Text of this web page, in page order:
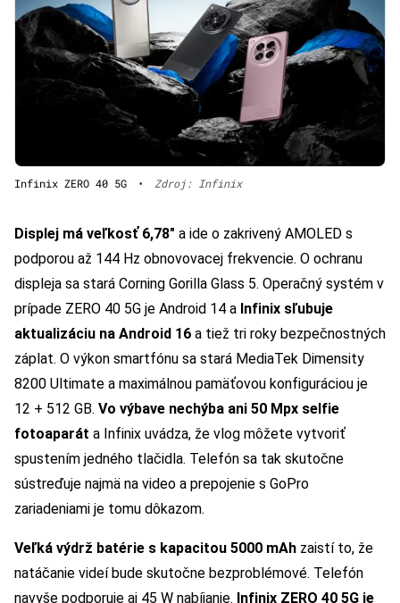
Infinix ZERO 40 5G • Zdroj: Infinix
Displej má veľkosť 6,78″ a ide o zakrivený AMOLED s
podporou až 144 Hz obnovovacej frekvencie. O ochranu
displeja sa stará Corning Gorilla Glass 5. Operačný systém v
prípade ZERO 40 5G je Android 14 a Infinix sľubuje
aktualizáciu na Android 16 a tiež tri roky bezpečnostných
záplat. O výkon smartfónu sa stará MediaTek Dimensity
8200 Ultimate a maximálnou pamäťovou konfiguráciou je
12 + 512 GB. Vo výbave nechýba ani 50 Mpx selfie
fotoaparát a Infinix uvádza, že vlog môžete vytvoriť
spustením jedného tlačidla. Telefón sa tak skutočne
sústreďuje najmä na video a prepojenie s GoPro
zariadeniami je tomu dôkazom.
Veľká výdrž batérie s kapacitou 5000 mAh zaistí to, že
natáčanie videí bude skutočne bezproblémové. Telefón
navyše podporuje aj 45 W nabíjanie. Infinix ZERO 40 5G je